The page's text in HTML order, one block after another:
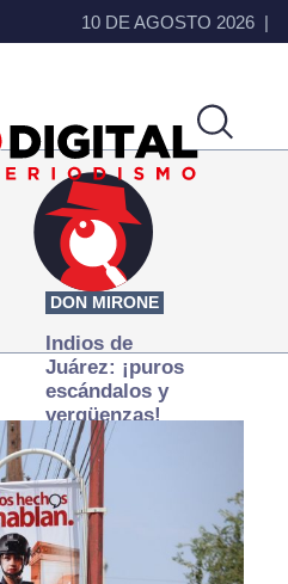
10 DE AGOSTO 2026
DON MIRONE
Indios de
Juárez: ¡puros
escándalos y
vergüenzas!